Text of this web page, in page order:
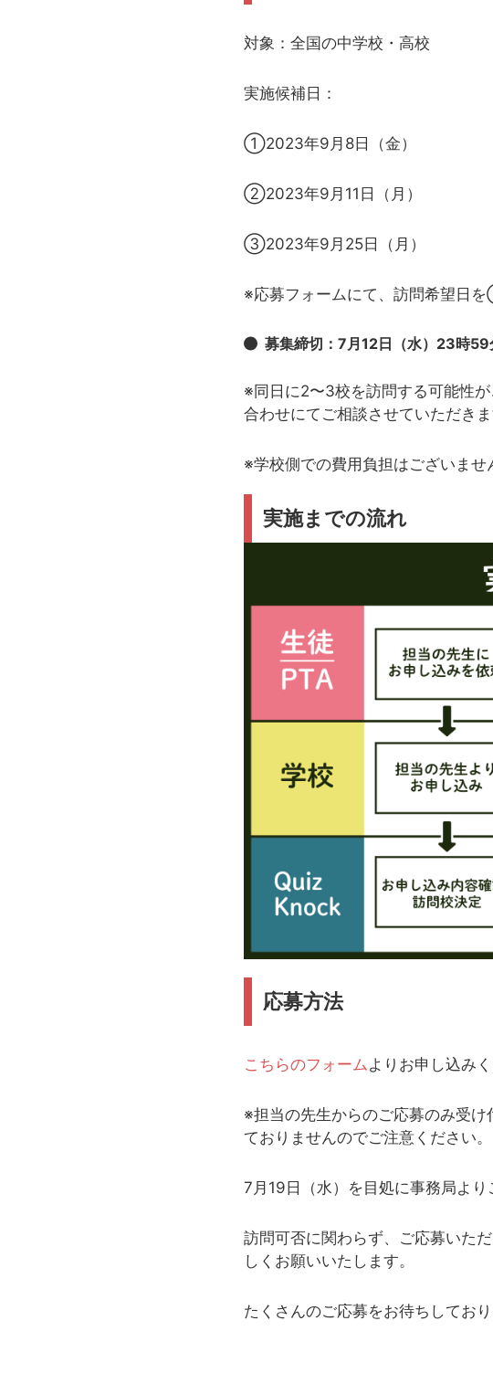
対象：全国の中学校・高校
実施候補日：
①2023年9月8日（金）
②2023年9月11日（月）
③2023年9月25日（月）
※応募フォームにて、訪問希望日
募集締切：7月12日（水）23時59
※同日に2〜3校を訪問する可能性
合わせにてご相談させていただきま
※学校側での費用負担はございませ
実施までの流れ
応募方法
こちらのフォームよりお申し込みく
※担当の先生からのご応募のみ受
ておりませんのでご注意ください。
7月19日（水）を目処に事務局より
訪問可否に関わらず、ご応募いた
しくお願いいたします。
たくさんのご応募をお待ちしており